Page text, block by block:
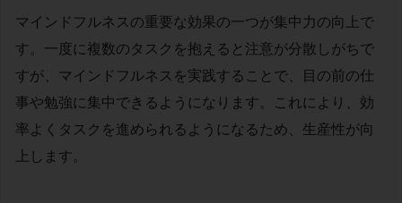
マインドフルネスの重要な効果の一つが集中力の向上で
す。一度に複数のタスクを抱えると注意が分散しがちで
すが、マインドフルネスを実践することで、目の前の仕
事や勉強に集中できるようになります。これにより、効
率よくタスクを進められるようになるため、生産性が向
上します。